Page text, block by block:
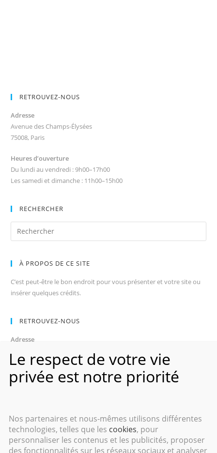
RETROUVEZ-NOUS
Adresse
Avenue des Champs-Élysées
75008, Paris
Heures d’ouverture
Du lundi au vendredi : 9h00–17h00
Les samedi et dimanche : 11h00–15h00
RECHERCHER
À PROPOS DE CE SITE
C’est peut-être le bon endroit pour vous présenter et votre site ou
insérer quelques crédits.
RETROUVEZ-NOUS
Adresse
75008, Paris
Heures d’ouverture
Le respect de votre vie
privée est notre priorité
Nos partenaires et nous-mêmes utilisons différentes
technologies, telles que les cookies, pour
personnaliser les contenus et les publicités, proposer
des fonctionnalités sur les réseaux sociaux et analyser